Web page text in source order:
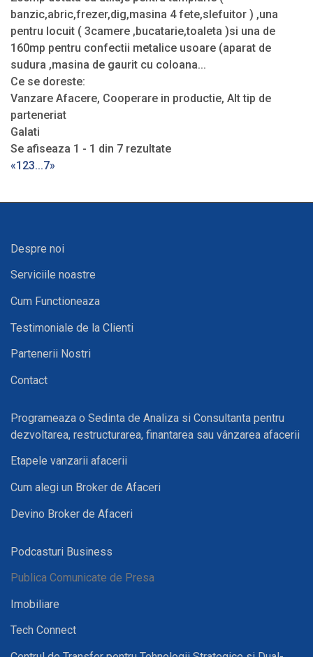
banzic,abric,frezer,dig,masina 4 fete,slefuitor ) ,una
pentru locuit ( 3camere ,bucatarie,toaleta )si una de
160mp pentru confectii metalice usoare (aparat de
sudura ,masina de gaurit cu coloana...
Ce se doreste:
Vanzare Afacere, Cooperare in productie, Alt tip de
parteneriat
Galati
Se afiseaza 1 - 1 din 7 rezultate
«1 23...7»
Despre noi
Serviciile noastre
Cum Functioneaza
Testimoniale de la Clienti
Partenerii Nostri
Contact
Programeaza o Sedinta de Analiza si Consultanta pentru
dezvoltarea, restructurarea, finantarea sau vânzarea afacerii
Etapele vanzarii afacerii
Cum alegi un Broker de Afaceri
Devino Broker de Afaceri
Podcasturi Business
Publica Comunicate de Presa
Imobiliare
Tech Connect